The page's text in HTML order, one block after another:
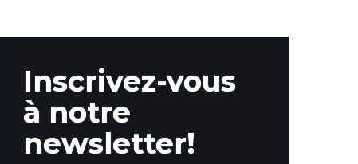
Inscrivez-vous
à notre
newsletter!